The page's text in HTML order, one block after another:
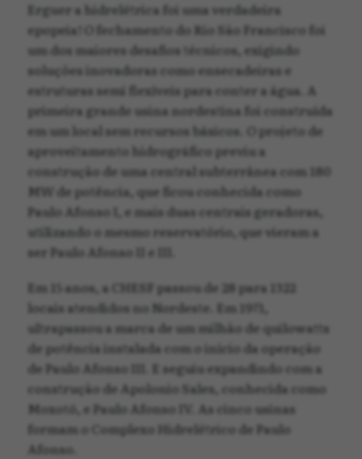
Erguer a hidrelétrica foi uma verdadeira
epopeia! O fechamento do Rio São Francisco foi
um dos maiores desafios técnicos, exigindo
soluções inovadoras como ensecadeiras e
estruturas semi flexíveis para conter a água. A
primeira grande usina nordestina foi construída
em um local sem recursos básicos. O projeto de
aproveitamento hidrográfico previu a
construção de uma central subterrânea com 180
MW de potência, que ficou conhecida como
Paulo Afonso I, e mais duas centrais geradoras,
utilizando o mesmo reservatório, que vieram a
ser Paulo Afonso II e III.
Em 15 anos, a CHESF passou de 28 para 1322
locais atendidos no Nordeste. Em 1971,
ultrapassou a marca de um milhão de quilowatts
de potência instalada com o início da operação
de Paulo Afonso III. E seguiu expandindo com a
construção de Apolonio Sales, conhecida como
Moxotó, e Paulo Afonso IV. As cinco usinas
formam o Complexo Hidrelétrico de Paulo
Afonso.